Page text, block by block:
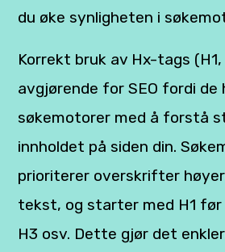
du øke synligheten i
Korrekt bruk av Hx-tags
avgjørende for SEO fordi de
søkemotorer med å forstå
innholdet på siden din.
prioriterer overskrifter
tekst, og starter med H1 før
H3 osv. Dette gjør det